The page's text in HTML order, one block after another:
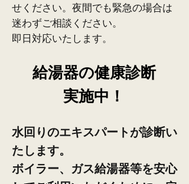
せください。夜間でも緊急の場合は
迷わずご相談ください。
​即日対応いたします。
給湯器の健康診断
実施中！
水回りのエキスパートが診断い
たします。
ボイラー、ガス給湯器等を安心